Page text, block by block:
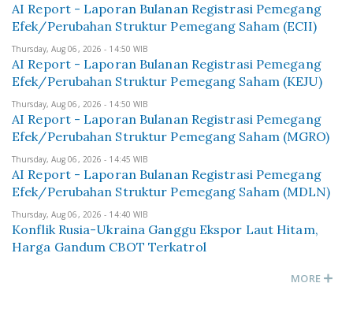
AI Report - Laporan Bulanan Registrasi Pemegang
Efek/Perubahan Struktur Pemegang Saham (ECII)
Thursday, Aug 06, 2026 - 14:50 WIB
AI Report - Laporan Bulanan Registrasi Pemegang
Efek/Perubahan Struktur Pemegang Saham (KEJU)
Thursday, Aug 06, 2026 - 14:50 WIB
AI Report - Laporan Bulanan Registrasi Pemegang
Efek/Perubahan Struktur Pemegang Saham (MGRO)
Thursday, Aug 06, 2026 - 14:45 WIB
AI Report - Laporan Bulanan Registrasi Pemegang
Efek/Perubahan Struktur Pemegang Saham (MDLN)
Thursday, Aug 06, 2026 - 14:40 WIB
Konflik Rusia-Ukraina Ganggu Ekspor Laut Hitam,
Harga Gandum CBOT Terkatrol
MORE